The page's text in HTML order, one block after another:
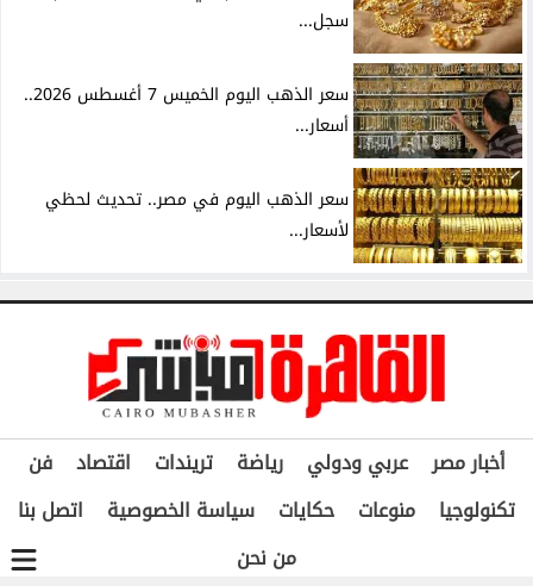
سجل...
سعر الذهب اليوم الخميس 7 أغسطس 2026..
أسعار...
سعر الذهب اليوم في مصر.. تحديث لحظي
لأسعار...
أخبار مصر عربي ودولي رياضة تريندات اقتصاد
فن
تكنولوجيا
منوعات حكايات سياسة الخصوصية
اتصل بنا
من نحن